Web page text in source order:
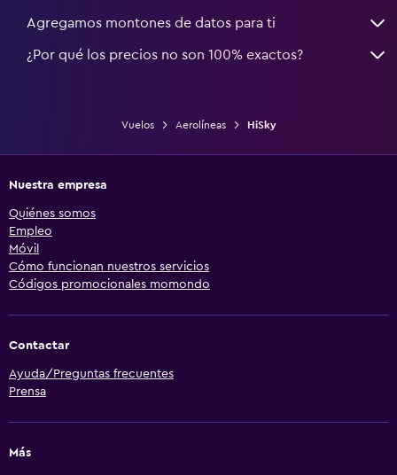
Agregamos montones de datos para ti
¿Por qué los precios no son 100% exactos?
Vuelos Aerolíneas HiSky
Nuestra empresa
Quiénes somos
Empleo
Móvil
Cómo funcionan nuestros servicios
Códigos promocionales momondo
Contactar
Ayuda/Preguntas frecuentes
Prensa
Más